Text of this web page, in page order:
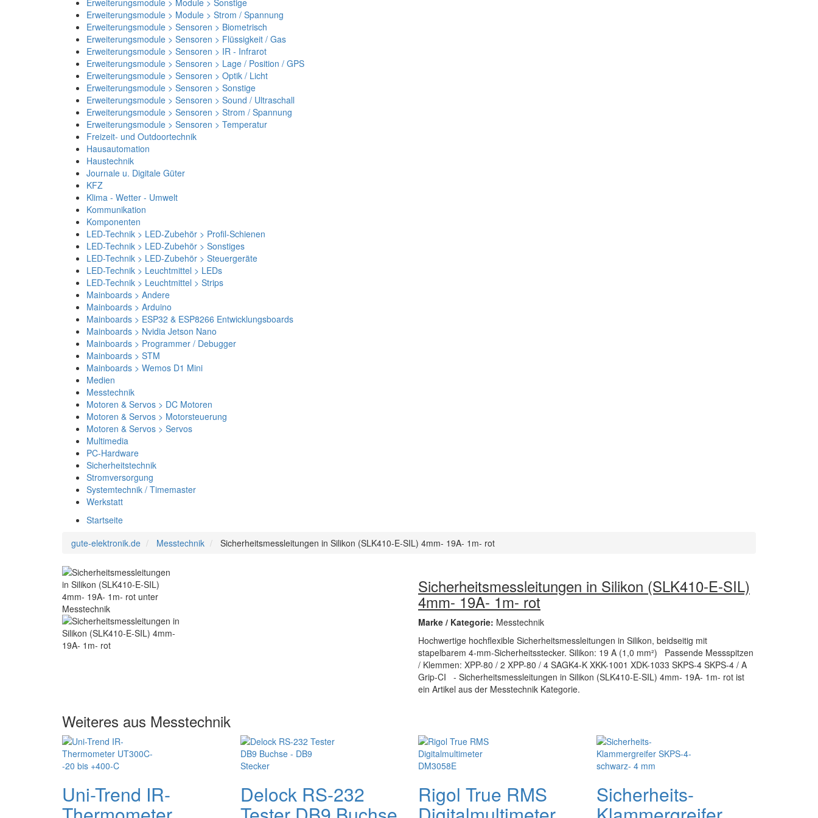
Erweiterungsmodule > Module > Sonstige
Erweiterungsmodule > Module > Strom / Spannung
Erweiterungsmodule > Sensoren > Biometrisch
Erweiterungsmodule > Sensoren > Flüssigkeit / Gas
Erweiterungsmodule > Sensoren > IR - Infrarot
Erweiterungsmodule > Sensoren > Lage / Position / GPS
Erweiterungsmodule > Sensoren > Optik / Licht
Erweiterungsmodule > Sensoren > Sonstige
Erweiterungsmodule > Sensoren > Sound / Ultraschall
Erweiterungsmodule > Sensoren > Strom / Spannung
Erweiterungsmodule > Sensoren > Temperatur
Freizeit- und Outdoortechnik
Hausautomation
Haustechnik
Journale u. Digitale Güter
KFZ
Klima - Wetter - Umwelt
Kommunikation
Komponenten
LED-Technik > LED-Zubehör > Profil-Schienen
LED-Technik > LED-Zubehör > Sonstiges
LED-Technik > LED-Zubehör > Steuergeräte
LED-Technik > Leuchtmittel > LEDs
LED-Technik > Leuchtmittel > Strips
Mainboards > Andere
Mainboards > Arduino
Mainboards > ESP32 & ESP8266 Entwicklungsboards
Mainboards > Nvidia Jetson Nano
Mainboards > Programmer / Debugger
Mainboards > STM
Mainboards > Wemos D1 Mini
Medien
Messtechnik
Motoren & Servos > DC Motoren
Motoren & Servos > Motorsteuerung
Motoren & Servos > Servos
Multimedia
PC-Hardware
Sicherheitstechnik
Stromversorgung
Systemtechnik / Timemaster
Werkstatt
Startseite
gute-elektronik.de
Messtechnik Sicherheitsmessleitungen in Silikon (SLK410-E-SIL) 4mm- 19A- 1m- rot
Sicherheitsmessleitungen in Silikon (SLK410-E-SIL)
4mm- 19A- 1m- rot
Marke / Kategorie: Messtechnik
Hochwertige hochflexible Sicherheitsmessleitungen in Silikon, beidseitig mit
stapelbarem 4-mm-Sicherheitsstecker. Silikon: 19 A (1,0 mm²) Passende Messspitzen
/ Klemmen: XPP-80 / 2 XPP-80 / 4 SAGK4-K XKK-1001 XDK-1033 SKPS-4 SKPS-4 / A
Grip-CI - Sicherheitsmessleitungen in Silikon (SLK410-E-SIL) 4mm- 19A- 1m- rot ist
ein Artikel aus der Messtechnik Kategorie.
Weiteres aus Messtechnik
Uni-Trend IR- Delock RS-232 Rigol True RMS Sicherheits-